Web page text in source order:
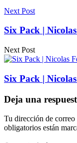
Next Post
Six Pack |
Next Post
Six Pack |
Deja una
Tu dirección de
obligatorios están